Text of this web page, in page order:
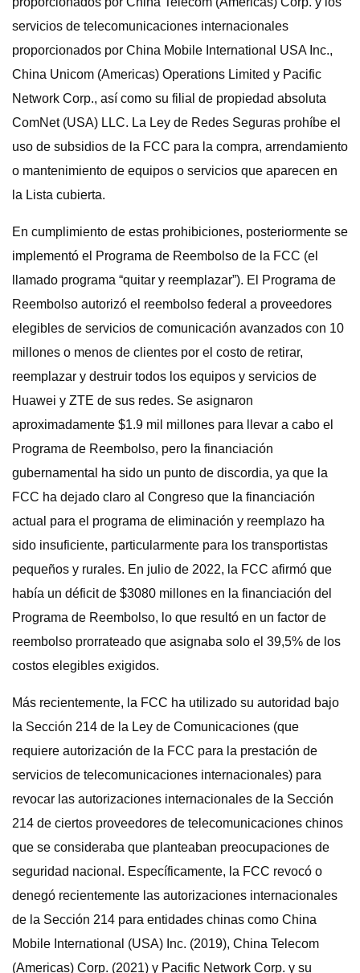
servicios de telecomunicaciones internacionales
proporcionados por China Mobile International USA Inc.,
China Unicom (Americas) Operations Limited y Pacific
Network Corp., así como su filial de propiedad absoluta
ComNet (USA) LLC. La Ley de Redes Seguras prohíbe el
uso de subsidios de la FCC para la compra, arrendamiento
o mantenimiento de equipos o servicios que aparecen en
la Lista cubierta.
En cumplimiento de estas prohibiciones, posteriormente se
implementó el Programa de Reembolso de la FCC (el
llamado programa “quitar y reemplazar”). El Programa de
Reembolso autorizó el reembolso federal a proveedores
elegibles de servicios de comunicación avanzados con 10
millones o menos de clientes por el costo de retirar,
reemplazar y destruir todos los equipos y servicios de
Huawei y ZTE de sus redes. Se asignaron
aproximadamente $1.9 mil millones para llevar a cabo el
Programa de Reembolso, pero la financiación
gubernamental ha sido un punto de discordia, ya que la
FCC ha dejado claro al Congreso que la financiación
actual para el programa de eliminación y reemplazo ha
sido insuficiente, particularmente para los transportistas
pequeños y rurales. En julio de 2022, la FCC afirmó que
había un déficit de $3080 millones en la financiación del
Programa de Reembolso, lo que resultó en un factor de
reembolso prorrateado que asignaba solo el 39,5% de los
costos elegibles exigidos.
Más recientemente, la FCC ha utilizado su autoridad bajo
la Sección 214 de la Ley de Comunicaciones (que
requiere autorización de la FCC para la prestación de
servicios de telecomunicaciones internacionales) para
revocar las autorizaciones internacionales de la Sección
214 de ciertos proveedores de telecomunicaciones chinos
que se consideraba que planteaban preocupaciones de
seguridad nacional. Específicamente, la FCC revocó o
denegó recientemente las autorizaciones internacionales
de la Sección 214 para entidades chinas como China
Mobile International (USA) Inc. (2019), China Telecom
(Americas) Corp. (2021) y Pacific Network Corp. y su